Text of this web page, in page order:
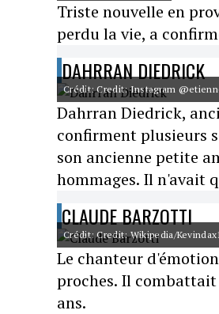
Triste nouvelle en
perdu la vie, a
DAHRRAN DIEDRICK
Crédit: Credit: Instagram
Dahrran Diedrick,
confirment plusieurs
son ancienne petite
hommages. Il n'avait
CLAUDE BARZOTTI
Crédit: Credit: Wikipedia/
Le chanteur
proches. Il combattait
ans.